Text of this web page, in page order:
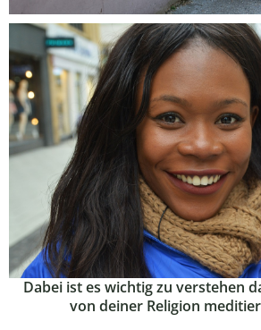
Dabei ist es wichtig zu verstehen
von deiner Religion